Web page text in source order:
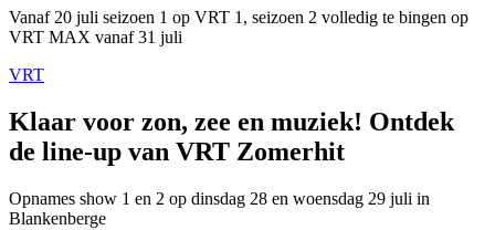
Vanaf 20 juli seizoen 1 op VRT 1, seizoen 2 volledig te bingen op
VRT MAX vanaf 31 juli
VRT
Klaar voor zon, zee en muziek! Ontdek
de line-up van VRT Zomerhit
Opnames show 1 en 2 op dinsdag 28 en woensdag 29 juli in
Blankenberge